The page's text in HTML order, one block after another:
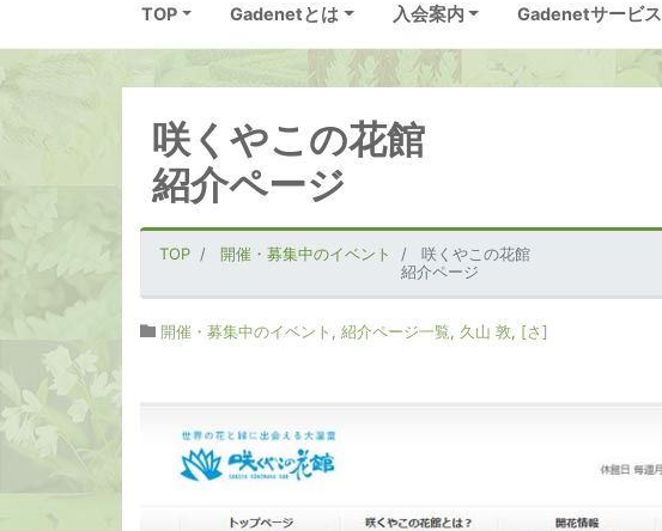
TOP Gadenetとは 入会案内 Gadenetサービス
咲くやこの花館
紹介ページ
TOP 開催・募集中のイベント
咲くやこの花館
紹介ページ
開催・募集中のイベント 紹介ページ一覧 久山 敦 [さ]